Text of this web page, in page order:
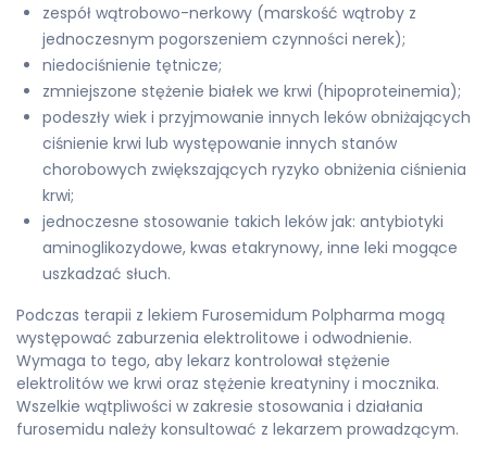
zespół wątrobowo-nerkowy (marskość wątroby z
jednoczesnym pogorszeniem czynności nerek);
niedociśnienie tętnicze;
zmniejszone stężenie białek we krwi (hipoproteinemia);
podeszły wiek i przyjmowanie innych leków obniżających
ciśnienie krwi lub występowanie innych stanów
chorobowych zwiększających ryzyko obniżenia ciśnienia
krwi;
jednoczesne stosowanie takich leków jak: antybiotyki
aminoglikozydowe, kwas etakrynowy, inne leki mogące
uszkadzać słuch.
Podczas terapii z lekiem Furosemidum Polpharma mogą
występować zaburzenia elektrolitowe i odwodnienie.
Wymaga to tego, aby lekarz kontrolował stężenie
elektrolitów we krwi oraz stężenie kreatyniny i mocznika.
Wszelkie wątpliwości w zakresie stosowania i działania
furosemidu należy konsultować z lekarzem prowadzącym.